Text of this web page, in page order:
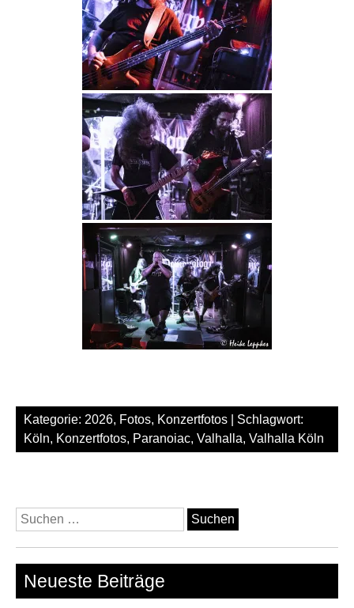
Kategorie: 2026, Fotos, Konzertfotos | Schlagwort:
Köln, Konzertfotos, Paranoiac, Valhalla, Valhalla Köln
Suchen
nach:
Neueste Beiträge